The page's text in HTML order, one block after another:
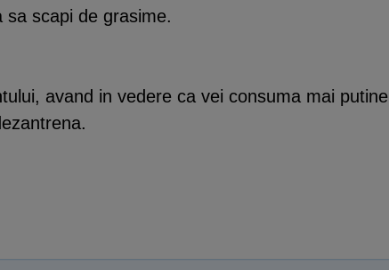
scapi de grasime.
avand in vedere ca vei consuma mai putine